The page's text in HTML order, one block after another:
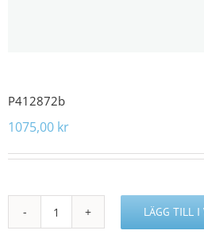
P412872b
1075,00 kr
P412872b
LÄGG TILL I